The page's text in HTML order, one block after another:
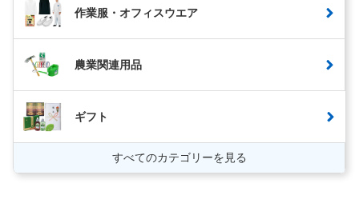
作業服・オフィスウエア
農業関連用品
ギフト
すべてのカテゴリーを見る